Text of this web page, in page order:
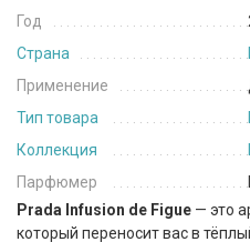
Год
Страна
Применение
Тип товара
Коллекция
Парфюмер
Prada Infusion de Figue — это
который переносит вас в